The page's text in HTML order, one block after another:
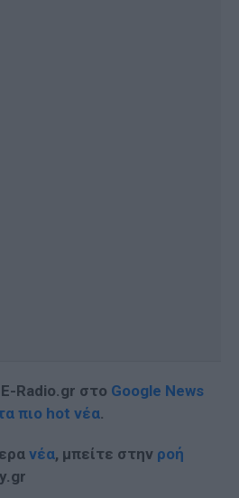
Radio.gr στο Google News
πιο hot νέα.
νέα, μπείτε στην ροή